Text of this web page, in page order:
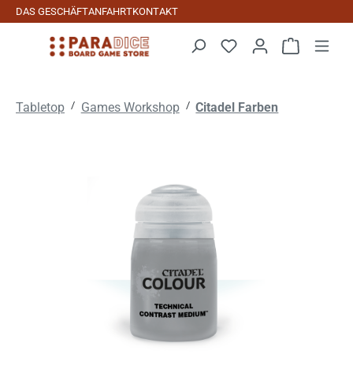
Zum Hauptinhalt springen
DAS GESCHÄFTANFAHRTKONTAKT
Tabletop / Games Workshop / Citadel Farben
Bildergalerie überspringen